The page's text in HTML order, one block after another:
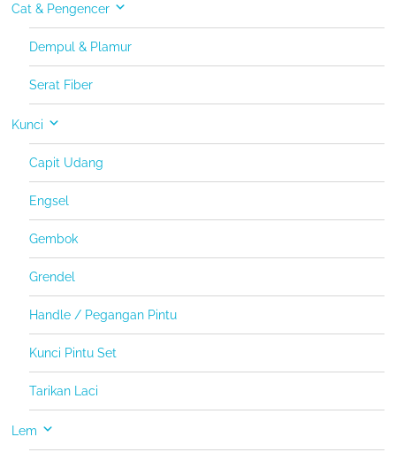
Cat & Pengencer
Dempul & Plamur
Serat Fiber
Kunci
Capit Udang
Engsel
Gembok
Grendel
Handle / Pegangan Pintu
Kunci Pintu Set
Tarikan Laci
Lem